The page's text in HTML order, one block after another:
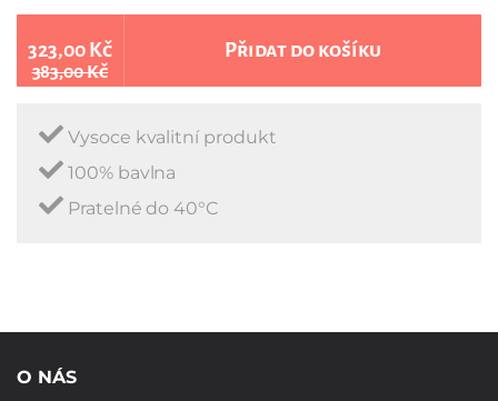
323,00 Kč
383,00 Kč
Přidat do košíku
Vysoce kvalitní produkt
100% bavlna
Pratelné do 40°C
O NÁS